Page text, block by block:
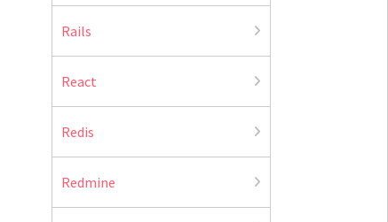
Rails
React
Redis
Redmine